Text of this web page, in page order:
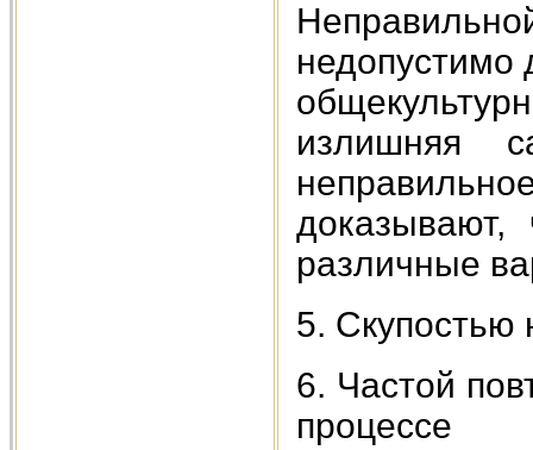
недопустимо
излишняя
доказывают,
различные
5. Скупостью
6. Частой
процессе